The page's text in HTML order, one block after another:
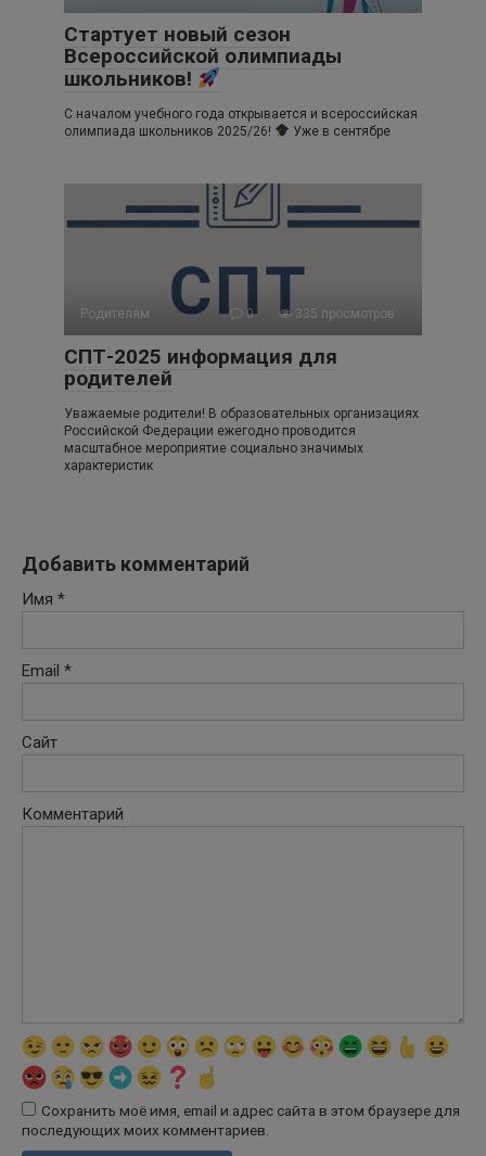
Стартует новый сезон
Всероссийской олимпиады
школьников!
С началом учебного года открывается и всероссийская
олимпиада школьников 2025/26!
Уже в сентябре
Родителям 0 335 просмотров
СПТ-2025 информация для
родителей
Уважаемые родители! В образовательных организациях
Российской Федерации ежегодно проводится
масштабное мероприятие социально значимых
характеристик
Добавить комментарий
Имя *
Email *
Сайт
Комментарий
Сохранить моё имя, email и адрес сайта в этом браузере для
последующих моих комментариев.